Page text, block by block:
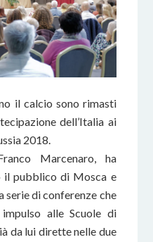
il calcio sono rimasti
dell’Italia ai
2018.
Marcenaro, ha
il pubblico di Mosca e
serie di conferenze che
alle Scuole di
da lui dirette nelle due